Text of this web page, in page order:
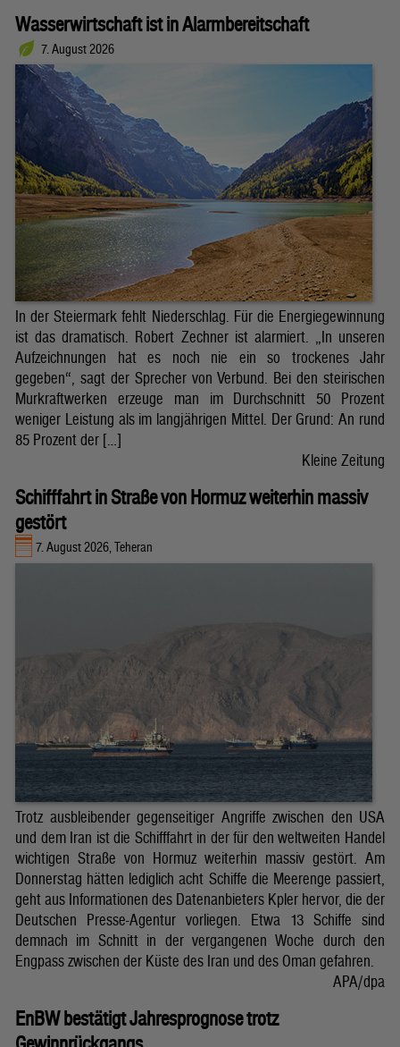
Wasserwirtschaft ist in Alarmbereitschaft
7. August 2026
In der Steiermark fehlt Niederschlag. Für die Energiegewinnung
ist das dramatisch. Robert Zechner ist alarmiert. „In unseren
Aufzeichnungen hat es noch nie ein so trockenes Jahr
gegeben“, sagt der Sprecher von Verbund. Bei den steirischen
Murkraftwerken erzeuge man im Durchschnitt 50 Prozent
weniger Leistung als im langjährigen Mittel. Der Grund: An rund
85 Prozent der […]
Kleine Zeitung
Schifffahrt in Straße von Hormuz weiterhin massiv
gestört
7. August 2026, Teheran
Trotz ausbleibender gegenseitiger Angriffe zwischen den USA
und dem Iran ist die Schifffahrt in der für den weltweiten Handel
wichtigen Straße von Hormuz weiterhin massiv gestört. Am
Donnerstag hätten lediglich acht Schiffe die Meerenge passiert,
geht aus Informationen des Datenanbieters Kpler hervor, die der
Deutschen Presse-Agentur vorliegen. Etwa 13 Schiffe sind
demnach im Schnitt in der vergangenen Woche durch den
Engpass zwischen der Küste des Iran und des Oman gefahren.
APA/dpa
EnBW bestätigt Jahresprognose trotz